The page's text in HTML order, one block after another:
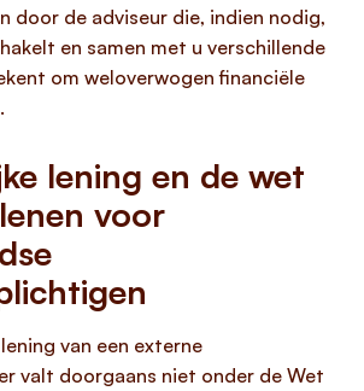
door de adviseur die, indien nodig,
en samen met u verschillende
om weloverwogen financiële
lening en de wet
voor
van een externe
valt doorgaans niet onder de Wet